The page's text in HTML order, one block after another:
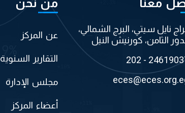
معنا
نايل سيتي، البرج الشمالي،
الثامن، كورنيش النيل
202 -
من نحن
عن المركز
التقارير السنوية
مجلس الإدارة
أعضاء المركز